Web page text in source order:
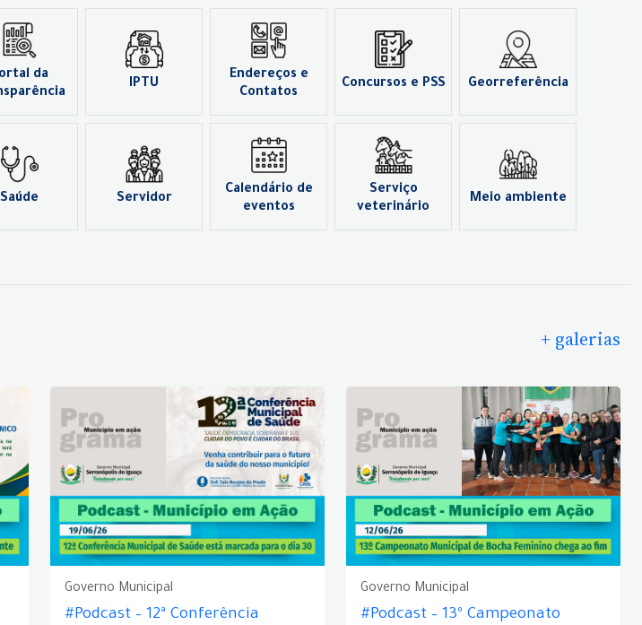
da
IPTU
Endereços e
Contatos
Concursos e PSS Georreferência
Saúde Servidor
Calendário de
eventos
Serviço
veterinário
Meio ambiente
+ galerias
Governo Municipal
#Podcast – 12ª Conferência
Governo Municipal
#Podcast – 13º Campeonato